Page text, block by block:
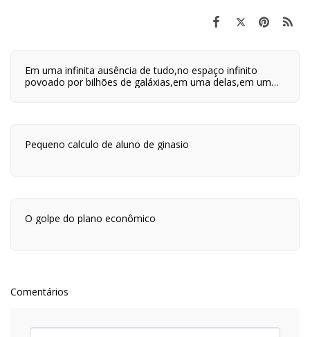
Em uma infinita ausência de tudo,no espaço infinito
povoado por bilhões de galáxias,em uma delas,em um
Pequeno calculo de aluno de ginasio
O golpe do plano econômico
Comentários